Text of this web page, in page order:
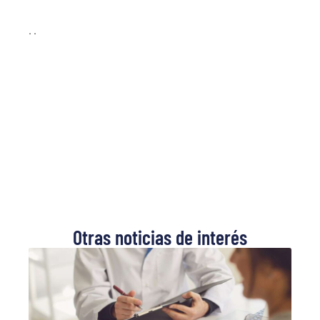
. .
Otras noticias de interés